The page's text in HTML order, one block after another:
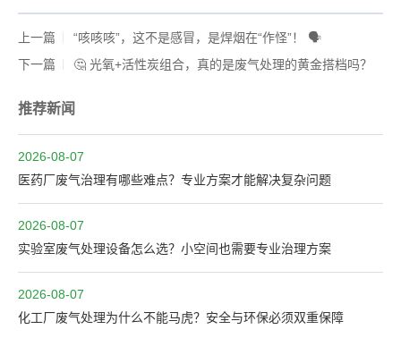
上一篇
“咳咳咳”，这不是感冒，是焊烟在“作怪”！ 🗣️
下一篇
🤔 光氧+活性炭组合，真的是废气处理的黄金搭档吗？
推荐新闻
2026-08-07
医药厂废气治理有哪些难点？专业方案才能解决复杂问题
2026-08-07
实验室废气处理设备怎么选？小空间也需要专业治理方案
2026-08-07
化工厂废气处理为什么不能马虎？安全与环保必须双重保障